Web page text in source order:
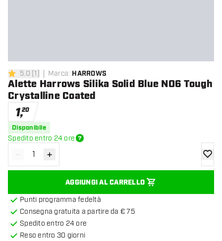
5 stelle di valutazione
5.0 [1] Marca: HARROWS
Alette Harrows Silika Solid Blue NO6 Tough
Crystalline Coated
1,20
Disponibile
Spedito entro 24 ore
Diminuisci quantità
- Aumenta quantità
+
AGGIUNGI AL CARRELLO
Punti programma fedeltà
Consegna gratuita a partire da € 75
Spedito entro 24 ore
Reso entro 30 giorni